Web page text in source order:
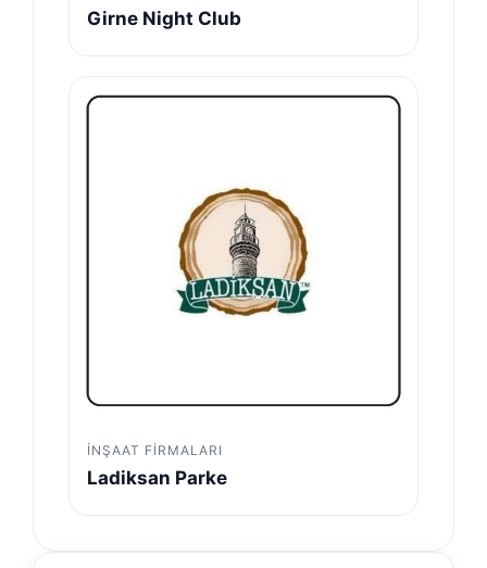
Girne Night Club
İNŞAAT FIRMALARI
Ladiksan Parke